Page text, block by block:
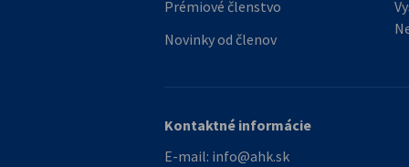
Prémiové členstvo
Novinky od členov
Kontaktné informácie
E-mail: info@ahk.sk